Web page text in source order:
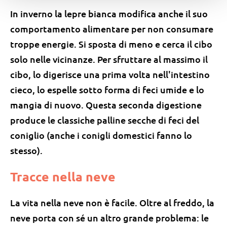
In inverno la lepre bianca modifica anche il suo
comportamento alimentare per non consumare
troppe energie. Si sposta di meno e cerca il cibo
solo nelle vicinanze. Per sfruttare al massimo il
cibo, lo digerisce una prima volta nell'intestino
cieco, lo espelle sotto forma di feci umide e lo
mangia di nuovo. Questa seconda digestione
produce le classiche palline secche di feci del
coniglio (anche i conigli domestici fanno lo
stesso).
Tracce nella neve
La vita nella neve non è facile. Oltre al freddo, la
neve porta con sé un altro grande problema: le